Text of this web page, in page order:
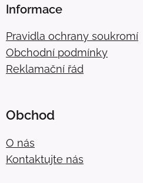
Informace
Pravidla ochrany soukromí
Obchodní podmínky
Reklamační řád
Obchod
O nás
Kontaktujte nás